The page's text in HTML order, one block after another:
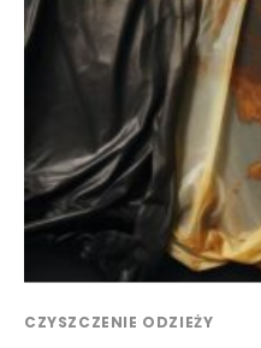
CZYSZCZENIE ODZIEŻY